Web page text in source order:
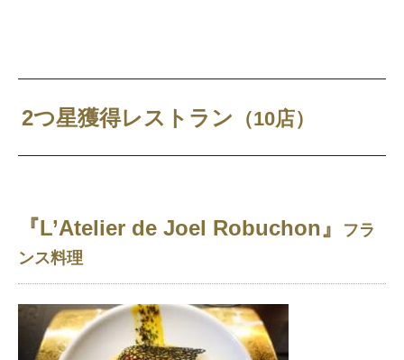
2つ星獲得レストラン （10店）
『L’Atelier de Joel Robuchon』
フラ
ンス料理